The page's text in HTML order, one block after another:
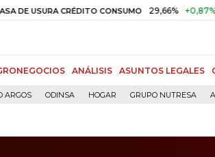
CRÉDITO CONSUMO 29,66% +0,87% +3,02%
ANÁLISIS ASUNTOS LEGALES
ARGOS ODINSA HOGAR GRUPO NUTRESA